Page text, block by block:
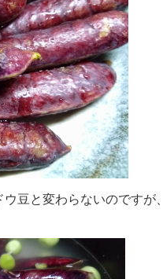
豆と変わらないのですが、